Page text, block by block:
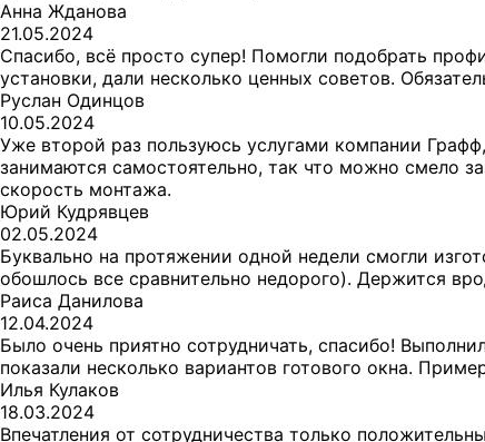
Анна Жданова
21.05.2024
Спасибо, всё просто супер! Помогли подобрать
установки, дали несколько ценных советов.
Руслан Одинцов
10.05.2024
Уже второй раз пользуюсь услугами компании
занимаются самостоятельно, так что можно смело
скорость монтажа.
Юрий Кудрявцев
02.05.2024
Буквально на протяжении одной недели смогли
обошлось все сравнительно недорого). Держится
Раиса Данилова
12.04.2024
Было очень приятно сотрудничать, спасибо!
показали несколько вариантов готового окна.
Илья Кулаков
18.03.2024
Впечатления от сотрудничества только